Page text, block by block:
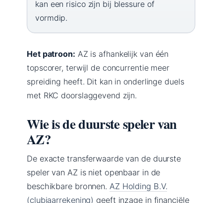
kan een risico zijn bij blessure of
vormdip.
Het patroon: AZ is afhankelijk van één
topscorer, terwijl de concurrentie meer
spreiding heeft. Dit kan in onderlinge duels
met RKC doorslaggevend zijn.
Wie is de duurste speler van
AZ?
De exacte transferwaarde van de duurste
speler van AZ is niet openbaar in de
beschikbare bronnen. AZ Holding B.V.
(clubjaarrekening) geeft inzage in financiële